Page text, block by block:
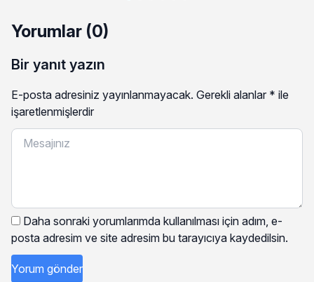
Yorumlar (0)
Bir yanıt yazın
E-posta adresiniz yayınlanmayacak. Gerekli alanlar * ile
işaretlenmişlerdir
Daha sonraki yorumlarımda kullanılması için adım, e-
posta adresim ve site adresim bu tarayıcıya kaydedilsin.